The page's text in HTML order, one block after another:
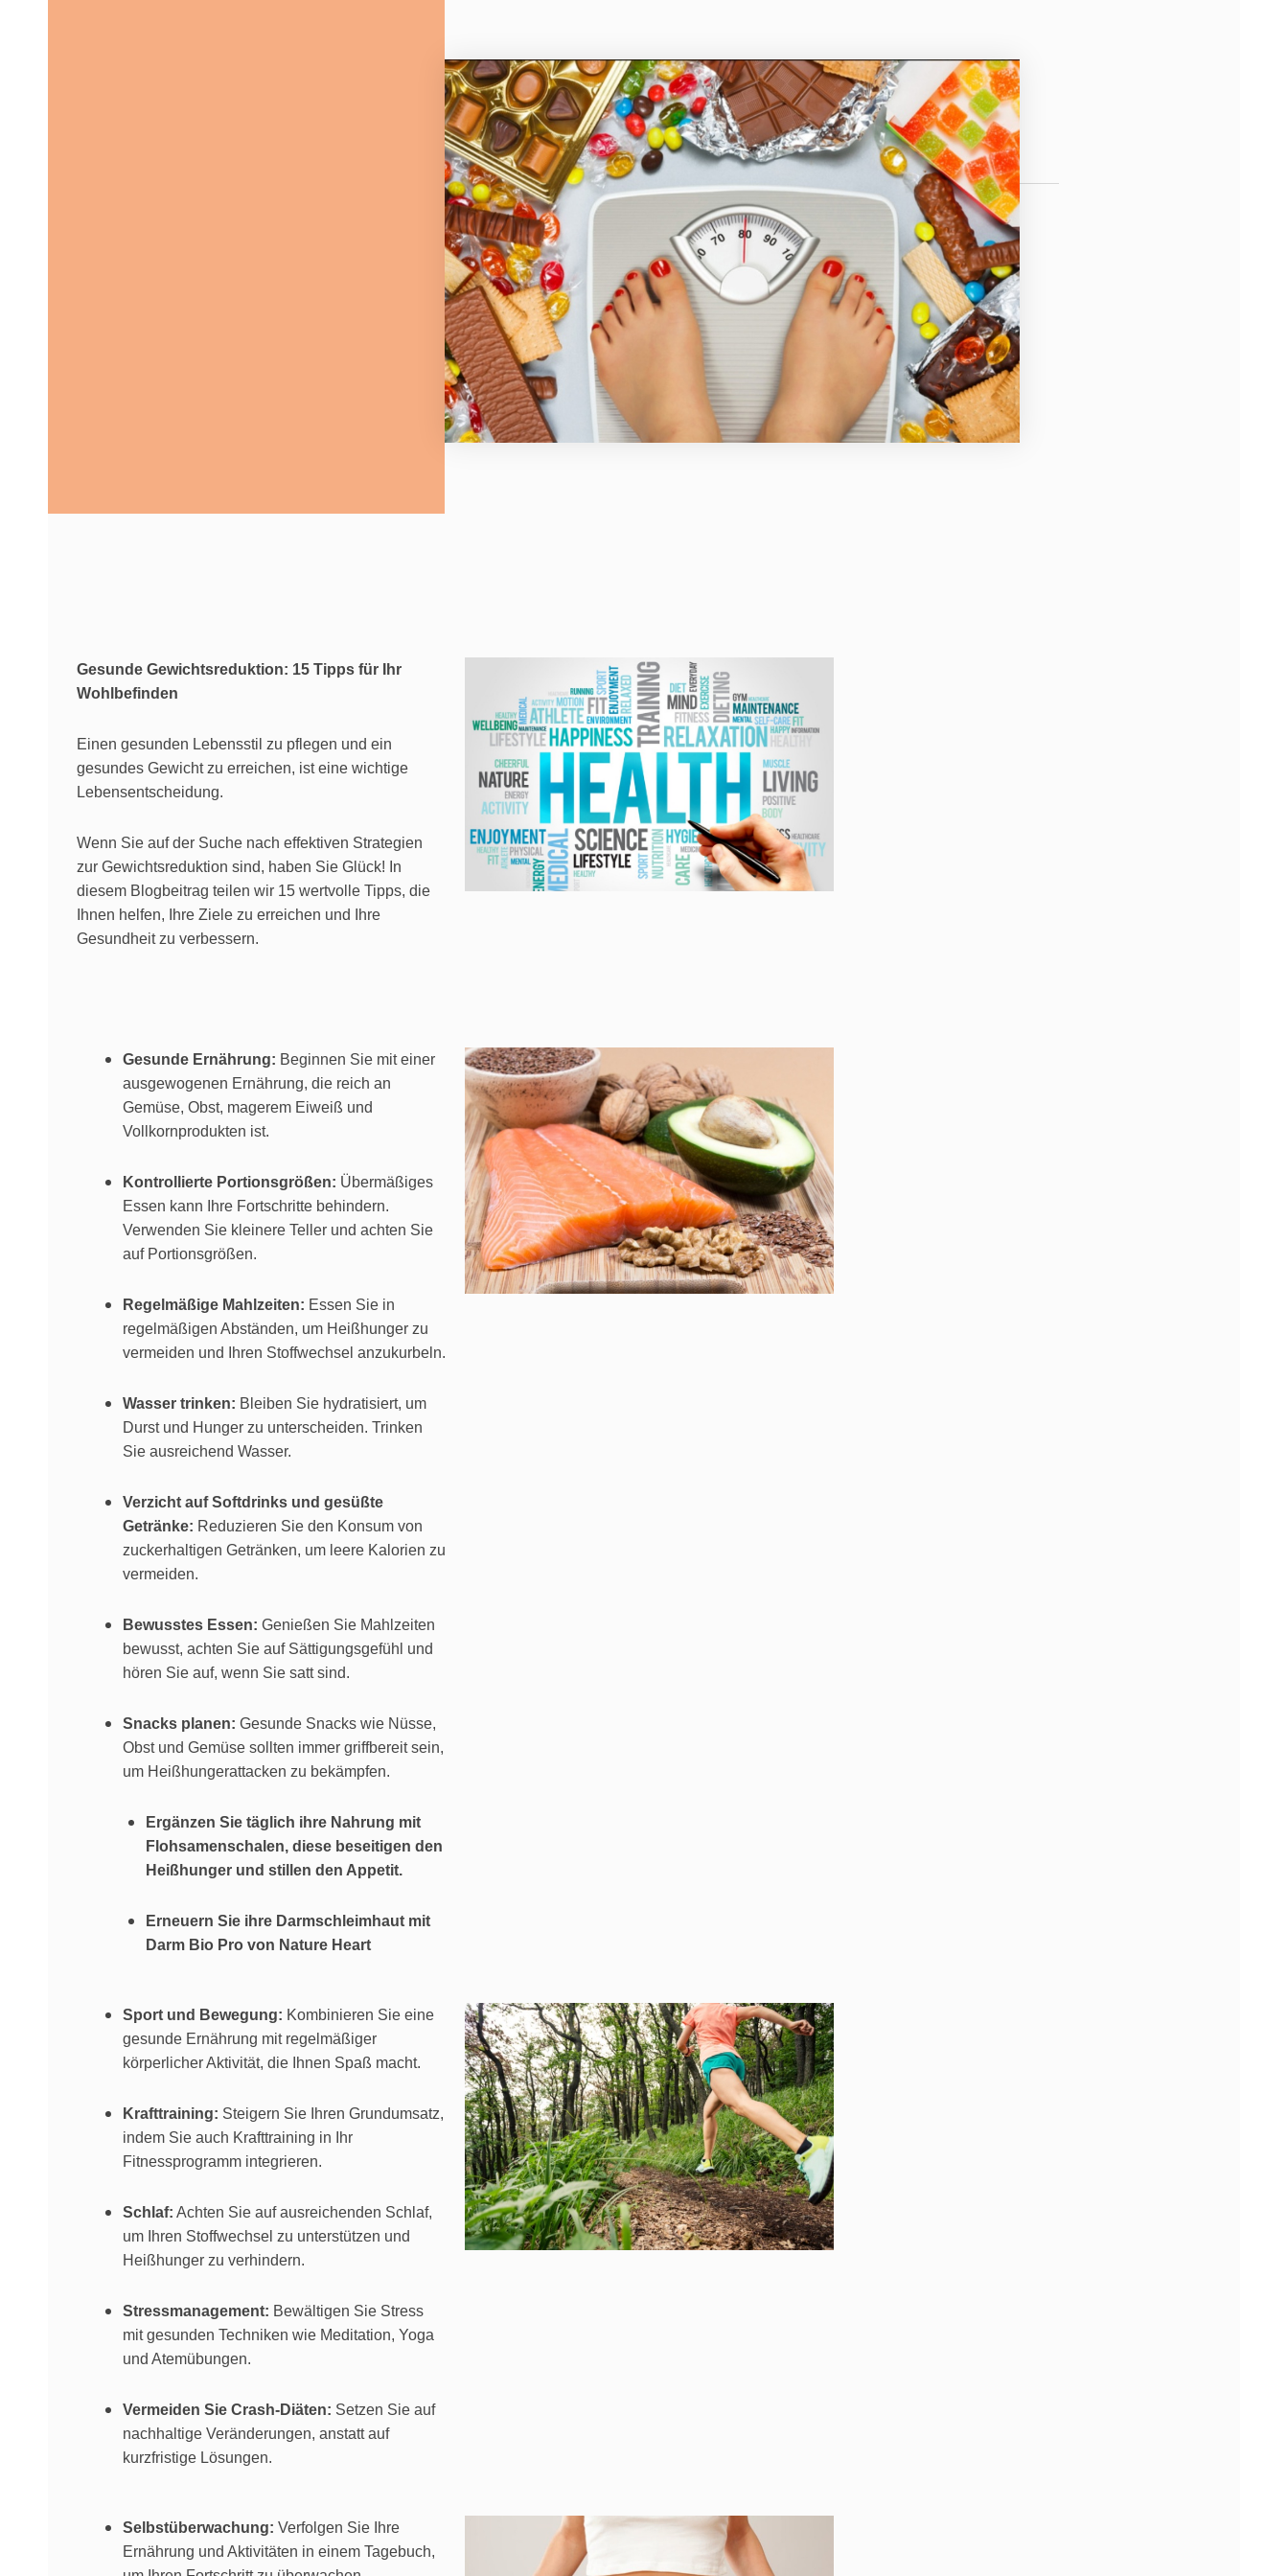
Dezember 17, 2023 Robin Cronenberg
Gesunde Gewichtsreduktion: 15 Tipps für Ihr
Wohlbefinden
Einen gesunden Lebensstil zu pflegen und ein
gesundes Gewicht zu erreichen, ist eine wichtige
Lebensentscheidung.
Wenn Sie auf der Suche nach effektiven Strategien
zur Gewichtsreduktion sind, haben Sie Glück! In
diesem Blogbeitrag teilen wir 15 wertvolle Tipps, die
Ihnen helfen, Ihre Ziele zu erreichen und Ihre
Gesundheit zu verbessern.
Gesunde Ernährung: Beginnen Sie mit einer
ausgewogenen Ernährung, die reich an
Gemüse, Obst, magerem Eiweiß und
Vollkornprodukten ist.
Kontrollierte Portionsgrößen: Übermäßiges
Essen kann Ihre Fortschritte behindern.
Verwenden Sie kleinere Teller und achten Sie
auf Portionsgrößen.
Regelmäßige Mahlzeiten: Essen Sie in
regelmäßigen Abständen, um Heißhunger zu
vermeiden und Ihren Stoffwechsel anzukurbeln.
Wasser trinken: Bleiben Sie hydratisiert, um
Durst und Hunger zu unterscheiden. Trinken
Sie ausreichend Wasser.
Verzicht auf Softdrinks und gesüßte
Getränke: Reduzieren Sie den Konsum von
zuckerhaltigen Getränken, um leere Kalorien zu
vermeiden.
Bewusstes Essen: Genießen Sie Mahlzeiten
bewusst, achten Sie auf Sättigungsgefühl und
hören Sie auf, wenn Sie satt sind.
Snacks planen: Gesunde Snacks wie Nüsse,
Obst und Gemüse sollten immer griffbereit sein,
um Heißhungerattacken zu bekämpfen.
Ergänzen Sie täglich ihre Nahrung mit
Flohsamenschalen, diese beseitigen den
Heißhunger und stillen den Appetit.
Erneuern Sie ihre Darmschleimhaut mit
Darm Bio Pro von Nature Heart
Sport und Bewegung: Kombinieren Sie eine
gesunde Ernährung mit regelmäßiger
körperlicher Aktivität, die Ihnen Spaß macht.
Krafttraining: Steigern Sie Ihren Grundumsatz,
indem Sie auch Krafttraining in Ihr
Fitnessprogramm integrieren.
Schlaf: Achten Sie auf ausreichenden Schlaf,
um Ihren Stoffwechsel zu unterstützen und
Heißhunger zu verhindern.
Stressmanagement: Bewältigen Sie Stress
mit gesunden Techniken wie Meditation, Yoga
und Atemübungen.
Vermeiden Sie Crash-Diäten: Setzen Sie auf
nachhaltige Veränderungen, anstatt auf
kurzfristige Lösungen.
Selbstüberwachung: Verfolgen Sie Ihre
Ernährung und Aktivitäten in einem Tagebuch,